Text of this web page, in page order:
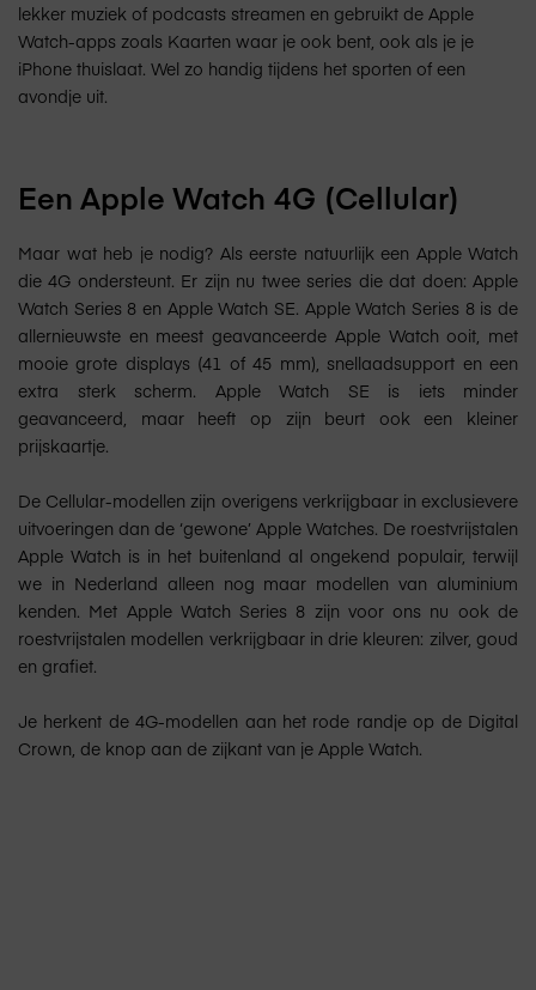
lekker muziek of podcasts streamen en gebruikt de Apple
Watch-apps zoals Kaarten waar je ook bent, ook als je je
iPhone thuislaat. Wel zo handig tijdens het sporten of een
avondje uit.
Een Apple Watch 4G (Cellular)
Maar wat heb je nodig? Als eerste natuurlijk een Apple Watch
die 4G ondersteunt. Er zijn nu twee series die dat doen: Apple
Watch Series 8 en Apple Watch SE. Apple Watch Series 8 is de
allernieuwste en meest geavanceerde Apple Watch ooit, met
mooie grote displays (41 of 45 mm), snellaadsupport en een
extra sterk scherm. Apple Watch SE is iets minder
geavanceerd, maar heeft op zijn beurt ook een kleiner
prijskaartje.
De Cellular-modellen zijn overigens verkrijgbaar in exclusievere
uitvoeringen dan de ‘gewone’ Apple Watches. De roestvrijstalen
Apple Watch is in het buitenland al ongekend populair, terwijl
we in Nederland alleen nog maar modellen van aluminium
kenden. Met Apple Watch Series 8 zijn voor ons nu ook de
roestvrijstalen modellen verkrijgbaar in drie kleuren: zilver, goud
en grafiet.
Je herkent de 4G-modellen aan het rode randje op de Digital
Crown, de knop aan de zijkant van je Apple Watch.